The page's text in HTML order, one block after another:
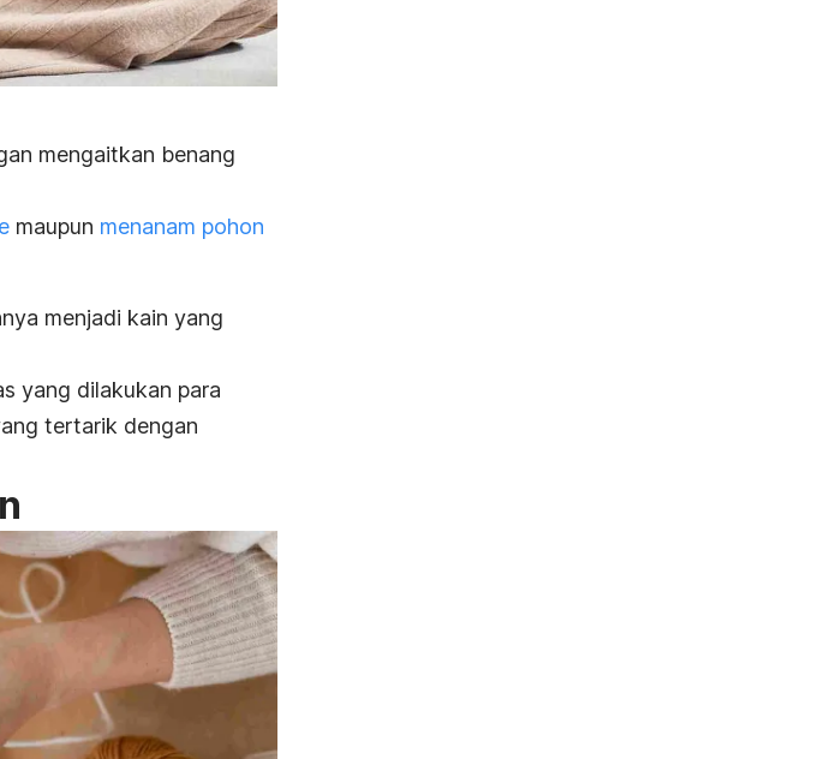
mengaitkan benang
maupun menanam pohon
menjadi kain yang
yang dilakukan para
tertarik dengan